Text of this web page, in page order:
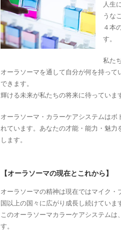
人生
うな
４本
す。
私た
オーラソーマを通して自分が何を持っ
できます。
輝ける未来が私たちの将来に待っていま
オーラソーマ・カラーケアシステムは
れています。あなたの才能・能力・魅力
します。
【オーラソーマの現在とこれから】
オーラソーマの精神は現在ではマイク
国以上の国々に広がり成長し続けていま
このオーラソーマカラーケアシステム
す。